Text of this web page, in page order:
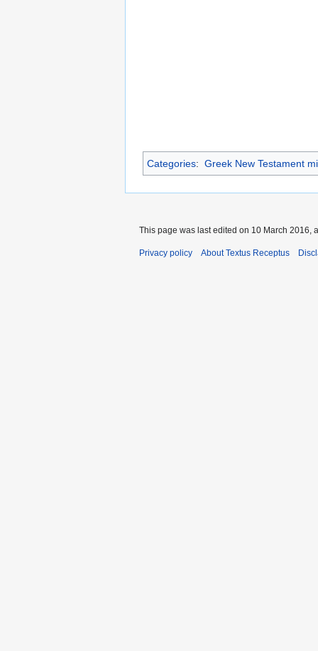
Categories: Greek New Testament
This page was last edited on 10 March 2016,
Privacy policy About Textus Receptus